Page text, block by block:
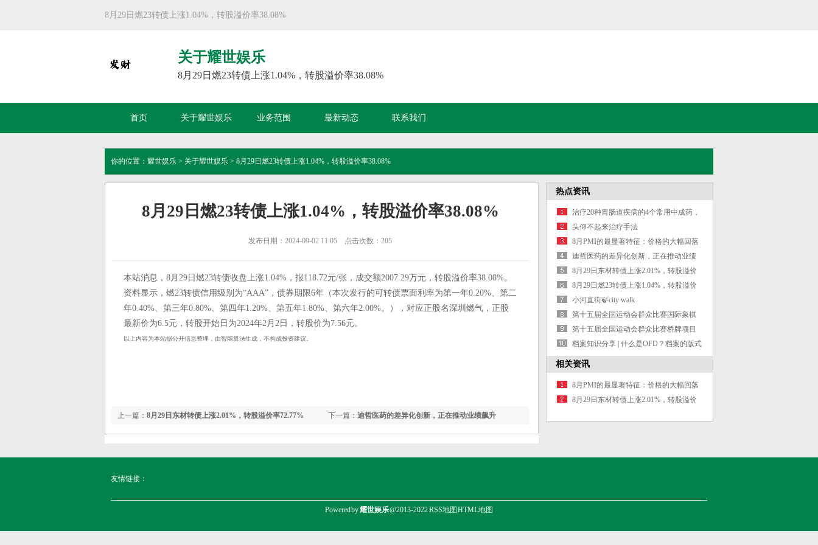
8月29日燃23转债上涨1.04%，转股溢价率38.08%
关于耀世娱乐
8月29日燃23转债上涨1.04%，转股溢价率38.08%
首页 关于耀世娱乐 业务范围 最新动态 联系我们
你的位置： 耀世娱乐 > 关于耀世娱乐 > 8月29日燃23转债上涨1.04%，转股溢价率38.08%
8月29日燃23转债上涨1.04%，转股溢价率38.08%
发布日期：2024-09-02 11:05 点击次数：205
本站消息，8月29日燃23转债收盘上涨1.04%，报118.72元/张，成交额2007.29万元，转股溢价率38.08%。
资料显示，燃23转债信用级别为“AAA”，债券期限6年（本次发行的可转债票面利率为第一年0.20%、第二
年0.40%、第三年0.80%、第四年1.20%、第五年1.80%、第六年2.00%。），对应正股名深圳燃气，正股
最新价为6.5元，转股开始日为2024年2月2日，转股价为7.56元。
以上内容为本站据公开信息整理，由智能算法生成，不构成投资建议。
下一篇： 迪哲医药的差异化创新，正在推动业绩飙升
上一篇： 8月29日东材转债上涨2.01%，转股溢价率72.77%
热点资讯
治疗20种胃肠道疾病的4个常用中成药，
一文总结：&#160;
头仰不起来治疗手法
8月PMI的最显著特征：价格的大幅回落
迪哲医药的差异化创新，正在推动业绩
飙升
8月29日东材转债上涨2.01%，转股溢价
率72.77%
8月29日燃23转债上涨1.04%，转股溢价
率38.08%
小河直街🍃city walk
第十五届全国运动会群众比赛国际象棋
项目竞赛规程
第十五届全国运动会群众比赛桥牌项目
竞赛规程
档案知识分享 | 什么是OFD？档案的版式
文件技术标准有哪些？
相关资讯
8月PMI的最显著特征：价格的大幅回落
8月29日东材转债上涨2.01%，转股溢价
友情链接：
Powered by耀世娱乐@2013-2022RSS地图 HTML地图